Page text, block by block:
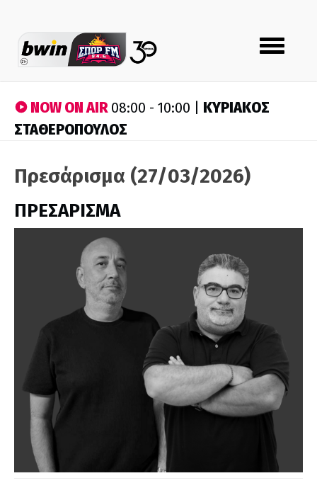
Toggle
navigation
NOW ON AIR08:00 - 10:00 | ΚΥΡΙΑΚΟΣ
ΣΤΑΘΕΡΟΠΟΥΛΟΣ
Πρεσάρισμα (27/03/2026)
ΠΡΕΣΑΡΙΣΜΑ